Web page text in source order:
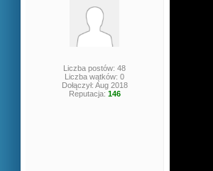
Liczba postów: 48
Liczba wątków: 0
Dołączył: Aug 2018
Reputacja: 146